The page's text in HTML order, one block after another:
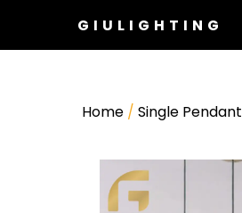
GIULIGHTING
Home / Single Pendant